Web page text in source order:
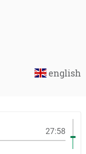
english
27:58